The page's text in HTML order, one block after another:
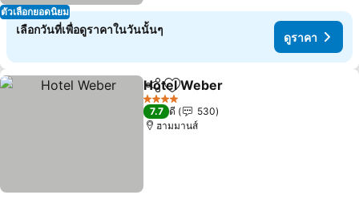
ตัวเลือกยอดนิยม
เลือกวันที่เพื่อดูราคาในวันนั้นๆ
ดูราคา
แชร์ เพิ่มในรายการโปรด
Hotel Weber
4 ดาว
7.7 ดี
530
ฮามมานส์